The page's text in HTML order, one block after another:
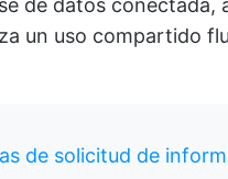
de datos conectada,
un uso compartido
de solicitud de